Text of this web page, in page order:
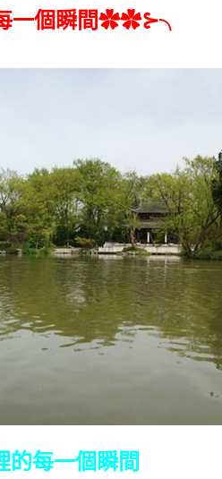
一個瞬間✿✿⊱╮
的每一個瞬間